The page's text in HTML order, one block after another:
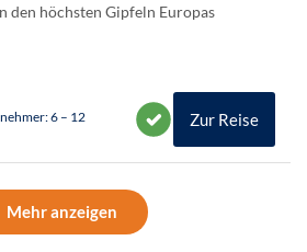
den höchsten Gipfeln Europas
6 – 12 Zur Reise
Mehr anzeigen